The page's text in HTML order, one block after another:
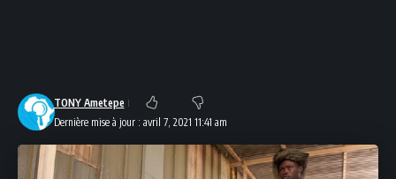
Dernière mise à jour : avril 7, 2021 11:41 am
TONY Ametepe